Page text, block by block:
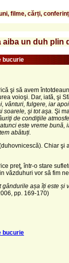
filme, cărți,
aiba un duh plin
bucurie
şi să avem
voioşi. Dar, iată, şi
vânturi, fulgere, iar
soarele, şi tot aşa. Şi
de condiţiile
este vreme bună,
abătuți.
Chiar şi
preţ, într-o stare
vor să fim
gândurile așa îți este și
pp. 169-170)
bucurie